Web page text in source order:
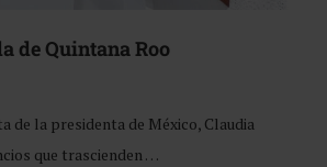
de Quintana Roo
de la presidenta de México, Claudia
que trascienden …